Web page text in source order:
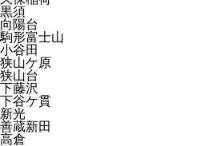
黒須
向陽台
駒形富士山
小谷田
狭山ケ原
狭山台
下藤沢
下谷ケ貫
新光
善蔵新田
高倉